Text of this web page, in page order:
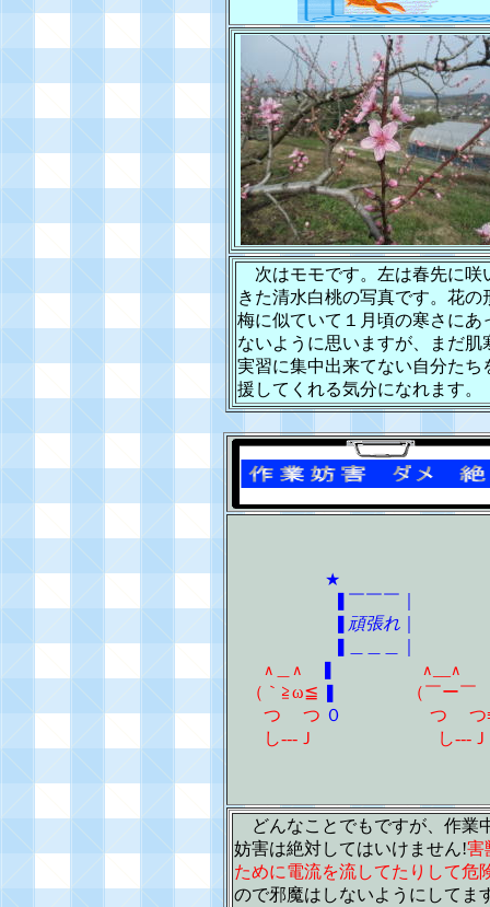
次はモモです。左は春先に咲
きた清水白桃の写真です。花の
梅に似ていて１月頃の寒さにあ
ないように思いますが、まだ肌
実習に集中出来てない自分たち
援してくれる気分になれます。
★
❚￣￣￣｜
頑張れ
∧ ∧ ∧ ∧
（｀≧ω≦
（￣ー￣
つ つ ０
つ つ
し---Ｊ
し---Ｊ
どんなことでもですが、作業
妨害は絶対してはいけません!害
ために電流を流してたりして危
ので邪魔はしないようにしてま